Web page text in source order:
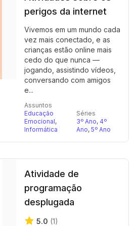
perigos da internet
Vivemos em um mundo cada
vez mais conectado, e as
crianças estão online mais
cedo do que nunca —
jogando, assistindo vídeos,
conversando com amigos
e...
Assuntos
Educação
Emocional,
Informática
Séries
3º Ano, 4º
Ano, 5º Ano
Atividade de
programação
desplugada
5.0 (1)